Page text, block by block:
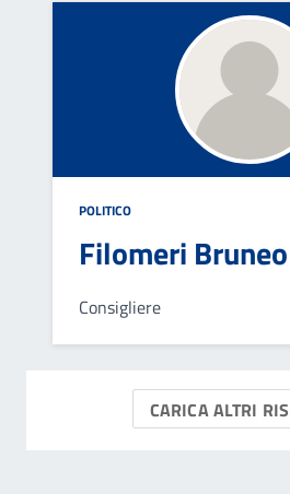
POLITICO
Filomeri Bruneo
Consigliere
CARICA ALTRI